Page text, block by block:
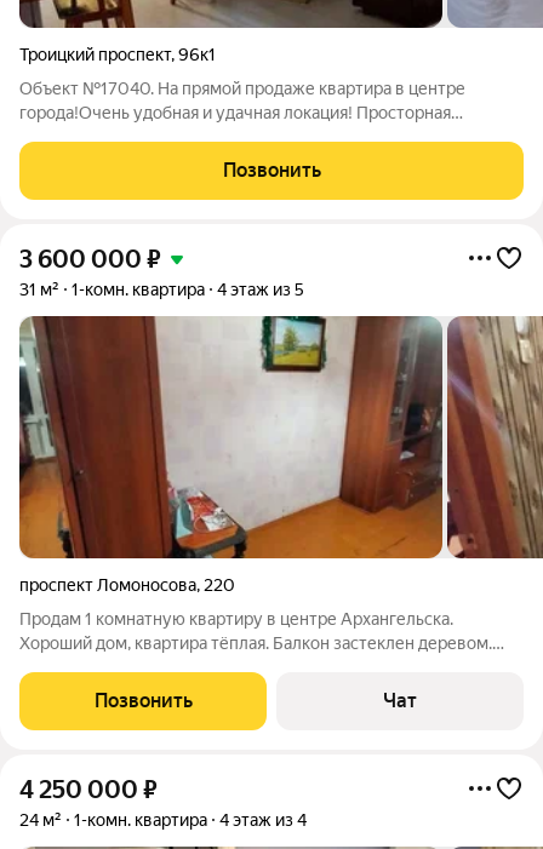
Троицкий проспект,96к1
Объект №17040. На прямой продаже квартира в центре
города!Очень удобная и удачная локация! Просторная
кто любит высокие потолки, кирпичные стены и хорошую
шумоизоляцию.Состояние квартиры
Позвонить
3 600 000 ₽
31 м² 1-комн. квартира 4 этаж из 5
проспект Ломоносова, 220
Продам 1 комнатную квартиру в центре Архангельска.
Хороший дом, квартира тёплая. Балкон застеклен деревом.
Ломоносова, перед окнами зелёная зона, что ограждает от
шума и пыли от проезжей части.
Позвонить Чат
4 250 000 ₽
24 м² 1-комн. квартира 4 этаж из 4